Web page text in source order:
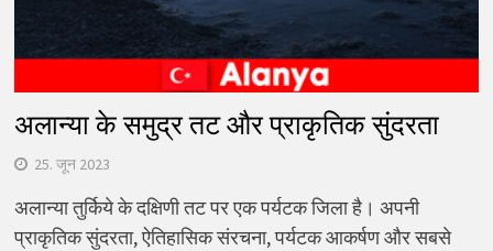
अलान्या के समुद्र तट और प्राकृतिक सुंदरता
25. जून 2023
अलान्या तुर्किये के दक्षिणी तट पर एक पर्यटक जिला है। अपनी
प्राकृतिक सुंदरता, ऐतिहासिक संरचना, पर्यटक आकर्षण और सबसे